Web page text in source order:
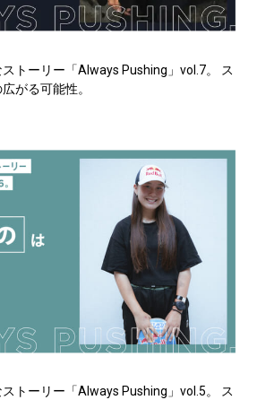
トーリー「Always Pushing」vol.7。 ス
がる可能性。
トーリー「Always Pushing」vol.5。 ス